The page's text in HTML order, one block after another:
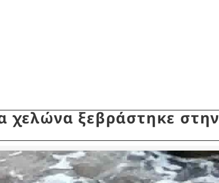
χελώνα ξεβράστηκε στην